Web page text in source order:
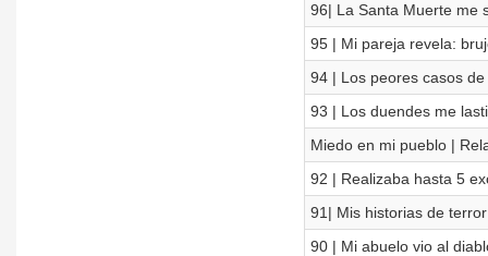
96| La Santa Muerte me
95 | Mi pareja revela:
94 | Los peores casos
93 | Los duendes me
Miedo en mi pueblo |
92 | Realizaba hasta 5
91| Mis historias de
90 | Mi abuelo vio al